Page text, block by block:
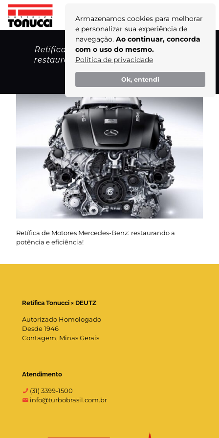
Armazenamos cookies para melhorar
e personalizar sua experiência de
navegação. Ao continuar, concorda
com o uso do mesmo.
Política de privacidade
Ok, entendi
Retífica de Motores Mercedes-Benz:
restaurando a potência e eficiência!
Home
Retífica de Motores Mercedes-Benz: restaurando a
potência e eficiência!
Retífica Tonucci × DEUTZ
Autorizado Homologado
Desde 1946
Contagem, Minas Gerais
Atendimento
(31) 3399-1500
info@turbobrasil.com.br